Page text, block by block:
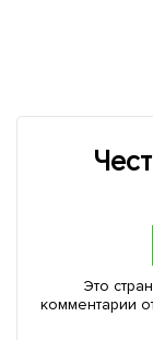
Это
комментарии